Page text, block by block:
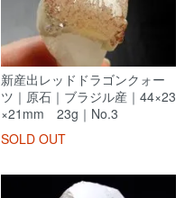
新産出レッドドラゴンクォー
ツ｜原石｜ブラジル産｜44×23
×21mm 23g｜No.3
SOLD OUT